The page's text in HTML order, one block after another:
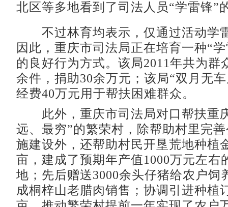
北区等多地看到了司法人员“学雷锋”
不过林育均表示，仅通过活动学
因此，重庆市司法局正在培育一种“
的良好行为方式。该局2011年共为群
余件，捐助30余万元；该局“双月无
经费40万元用于帮扶困难群众。
此外，重庆市司法局对口帮扶重
远、最穷”的繁荣村，除帮助村里完
施建设外，还帮助村民开垦荒地种植
亩，建成了预期年产值1000万元左右
地；先后赠送3000余头仔猪给农户饲
成桐梓山老腊肉销售；协调引进种植